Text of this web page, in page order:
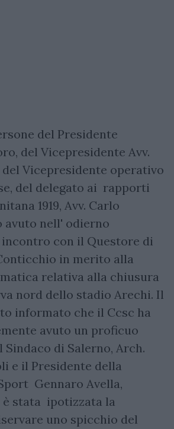
del Presidente
del Vicepresidente Avv.
del Vicepresidente operativo
del delegato ai rapporti
1919, Avv. Carlo
avuto nell' odierno
con il Questore di
in merito alla
relativa alla chiusura
nord dello stadio Arechi. Il
informato che il Ccsc ha
avuto un proficuo
di Salerno, Arch.
e il Presidente della
Gennaro Avella,
stata ipotizzata la
uno spicchio del